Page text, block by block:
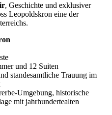
, Geschichte und exklusiver
Leopoldskron eine der
und 12 Suiten
standesamtliche Trauung im
Umgebung, historische
mit jahrhundertealten